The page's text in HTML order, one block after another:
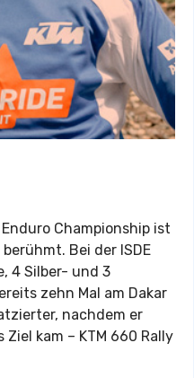
Championship ist
Bei der ISDE
4 Silber- und 3
zehn Mal am Dakar
nachdem er
kam – KTM 660 Rally